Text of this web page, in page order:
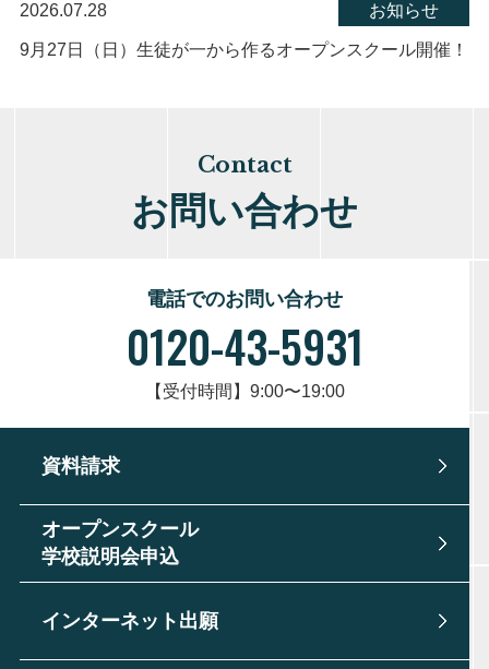
2026.07.28 お知らせ
9月27日（日）生徒が一から作るオープンスクール開催！
Contact
お問い合わせ
電話でのお問い合わせ
0120-43-5931
【受付時間】9:00〜19:00
資料請求
オープンスクール
学校説明会申込
インターネット出願